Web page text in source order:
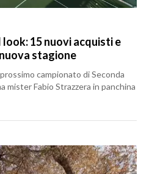
look: 15 nuovi acquisti e
stagione
campionato di Seconda
mister Fabio Strazzera in panchina